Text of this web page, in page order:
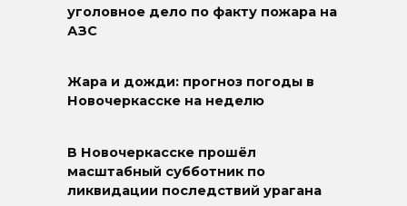
уголовное дело по факту пожара на
АЗС
Жара и дожди: прогноз погоды в
Новочеркасске на неделю
В Новочеркасске прошёл
масштабный субботник по
ликвидации последствий урагана